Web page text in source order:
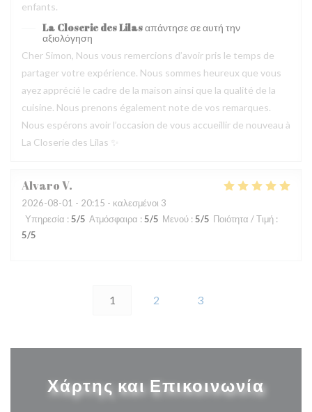
enfants.
La Closerie des Lilasαπάντησε σε αυτή την
αξιολόγηση
Cher Simon, Nous vous remercions d’avoir pris le temps de
partager votre expérience. Nous sommes heureux que vous
ayez apprécié le cadre de la maison ainsi que la qualité de la
cuisine. Nous prenons également note de vos remarques.
Nous espérons avoir l’occasion de vous accueillir de nouveau à
La Closerie des Lilas ✨
AlvaroV
2026-08-01 - 20:15 - καλεσμένοι 3
Υπηρεσία : 5/5 Ατμόσφαιρα : 5/5 Μενού : 5/5 Ποιότητα / Τιμή :
5/5
1 2 3
Χάρτης και Επικοινωνία